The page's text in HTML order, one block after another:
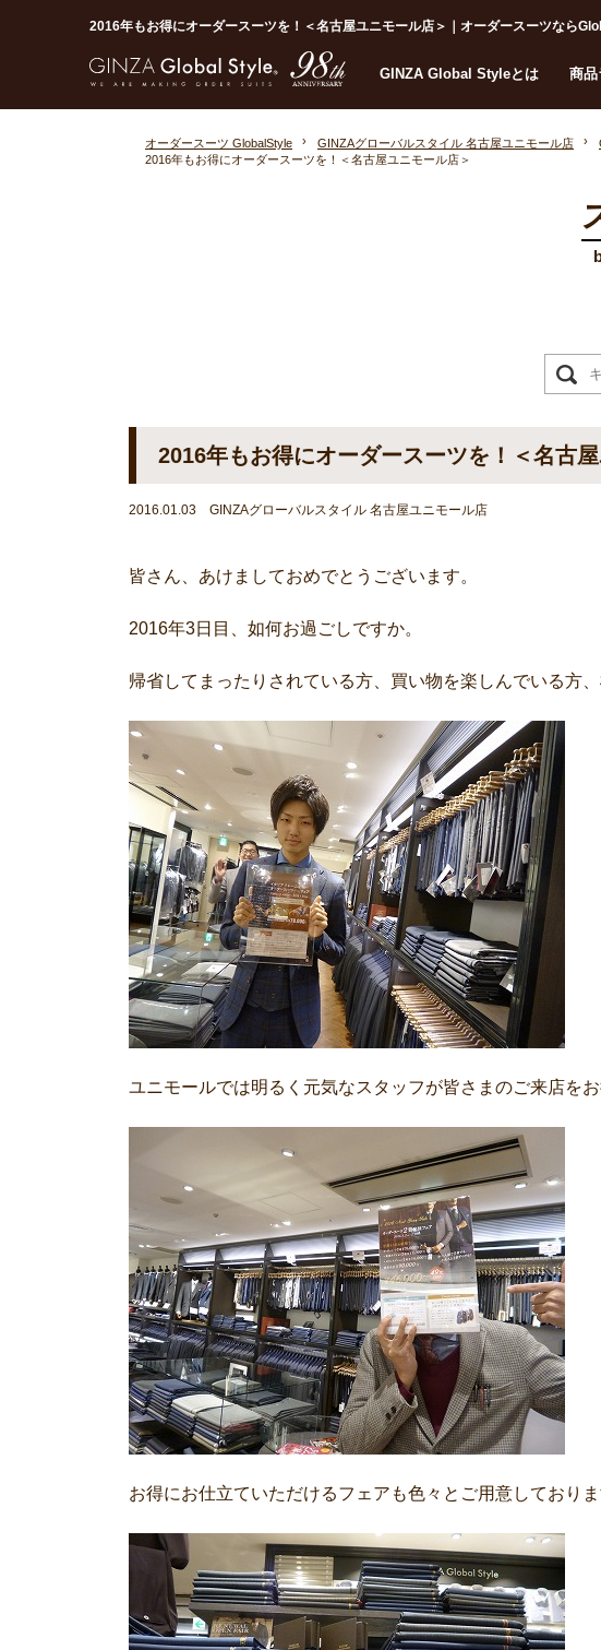
2016年もお得にオーダースーツを！＜名古屋ユニモール店＞｜オーダースーツなら
GINZA Global Styleとは 商品
オーダースーツ GlobalStyle GINZAグローバルスタイル 名古屋ユニモール店
2016年もお得にオーダースーツを！＜名古屋ユニモール店＞
2016年もお得にオーダースーツを！＜名古
2016.01.03 GINZAグローバルスタイル 名古屋ユニモール店
皆さん、あけましておめでとうございます。
2016年3日目、如何お過ごしですか。
帰省してまったりされている方、買い物を楽しんでいる方、
ユニモールでは明るく元気なスタッフが皆さまのご来店をお
お得にお仕立ていただけるフェアも色々とご用意しておりま